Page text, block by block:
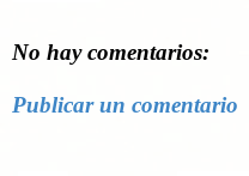
No hay comentarios:
Publicar un comentario